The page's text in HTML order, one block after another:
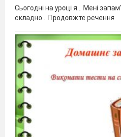
Сьогодні на уроці я… Мені
складно… Продовжте речення